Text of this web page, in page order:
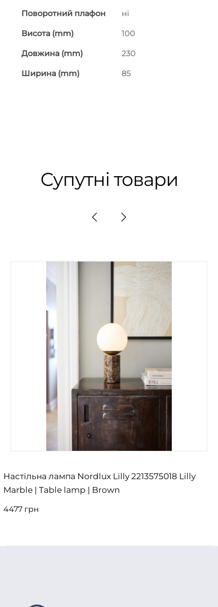
Поворотний плафон ні
Висота (mm) 100
Довжина (mm) 230
Ширина (mm) 85
Супутні товари
Настільна лампа Nordlux Lilly 2213575018 Lilly
Marble | Table lamp | Brown
4477 грн